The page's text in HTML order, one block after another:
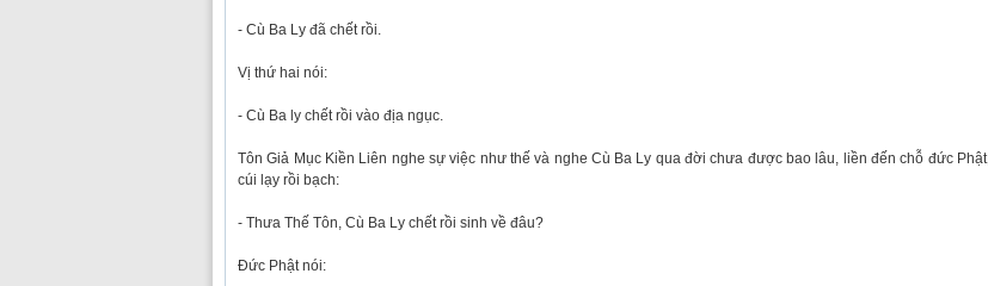
- Cù Ba Ly đã chết rồi.
Vị thứ hai nói:
- Cù Ba ly chết rồi vào địa ngục.
Tôn Giả Mục Kiền Liên nghe sự việc như thế và nghe Cù Ba Ly qua đời chưa được bao lâu, liền đến chỗ đức Phật,
cúi lạy rồi bạch:
- Thưa Thế Tôn, Cù Ba Ly chết rồi sinh về đâu?
Đức Phật nói: